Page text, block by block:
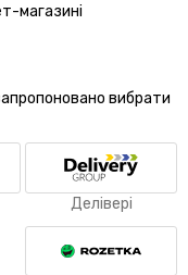
магазині
вибрати
Делівері